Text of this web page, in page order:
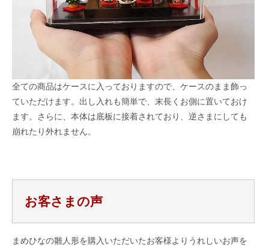
全ての商品はケースに入っておりますので、ケースのまま飾っ
ていただけます。出し入れも簡単で、末長くお側に置いておけ
ます。さらに、本体は底板に接着されており、逆さまにしても
崩れたり外れません。
お客さまの声
まめひなの雛人形を購入いただいたお客様よりうれしいお声を